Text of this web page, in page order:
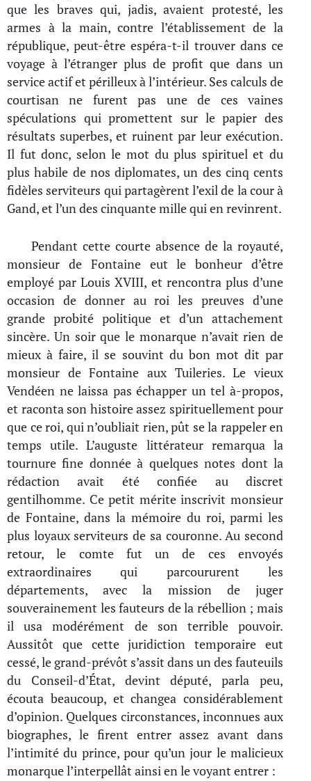
que les braves qui, jadis, avaient protesté, les
armes à la main, contre l’établissement de la
république, peut-être espéra-t-il trouver dans ce
voyage à l’étranger plus de profit que dans un
service actif et périlleux à l’intérieur. Ses calculs de
courtisan ne furent pas une de ces vaines
spéculations qui promettent sur le papier des
résultats superbes, et ruinent par leur exécution.
Il fut donc, selon le mot du plus spirituel et du
plus habile de nos diplomates, un des cinq cents
fidèles serviteurs qui partagèrent l’exil de la cour à
Gand, et l’un des cinquante mille qui en revinrent.
Pendant cette courte absence de la royauté,
monsieur de Fontaine eut le bonheur d’être
employé par Louis XVIII, et rencontra plus d’une
occasion de donner au roi les preuves d’une
grande probité politique et d’un attachement
sincère. Un soir que le monarque n’avait rien de
mieux à faire, il se souvint du bon mot dit par
monsieur de Fontaine aux Tuileries. Le vieux
Vendéen ne laissa pas échapper un tel à-propos,
et raconta son histoire assez spirituellement pour
que ce roi, qui n’oubliait rien, pût se la rappeler en
temps utile. L’auguste littérateur remarqua la
tournure fine donnée à quelques notes dont la
rédaction avait été confiée au discret
gentilhomme. Ce petit mérite inscrivit monsieur
de Fontaine, dans la mémoire du roi, parmi les
plus loyaux serviteurs de sa couronne. Au second
retour, le comte fut un de ces envoyés
extraordinaires qui parcoururent les
départements, avec la mission de juger
souverainement les fauteurs de la rébellion ; mais
il usa modérément de son terrible pouvoir.
Aussitôt que cette juridiction temporaire eut
cessé, le grand-prévôt s’assit dans un des fauteuils
du Conseil-d’État, devint député, parla peu,
écouta beaucoup, et changea considérablement
d’opinion. Quelques circonstances, inconnues aux
biographes, le firent entrer assez avant dans
l’intimité du prince, pour qu’un jour le malicieux
monarque l’interpellât ainsi en le voyant entrer :